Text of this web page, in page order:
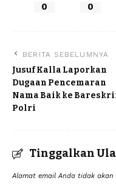
0 0
BERITA SEBELUMNYA
Jusuf Kalla Laporkan
Dugaan Pencemaran
Nama Baik ke
Polri
Tinggalkan
Alamat email Anda tidak akan